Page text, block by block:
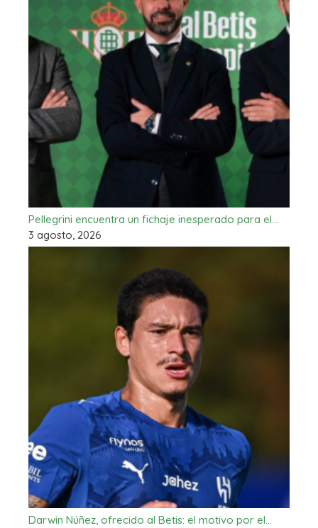
Pellegrini encuentra un fichaje inesperado para el…
3 agosto, 2026
Darwin Núñez, ofrecido al Betis: el motivo por el…